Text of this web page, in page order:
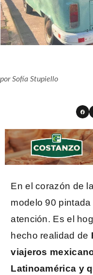
porSofía Stupiello
En el corazón de
modelo 90
atención. Es el
hecho realidad de
viajeros
Latinoamérica y